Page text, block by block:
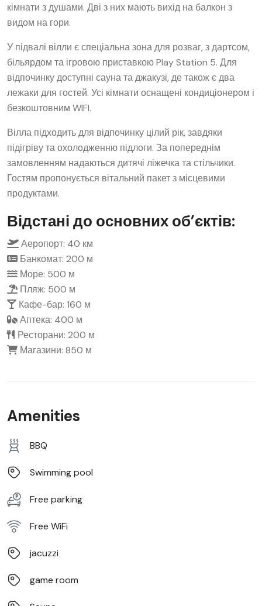
кімнати з душами. Дві з них мають вихід на балкон з
видом на гори.
У підвалі вілли є спеціальна зона для розваг, з дартсом,
більярдом та ігровою приставкою Play Station 5. Для
відпочинку доступні сауна та джакузі, де також є два
лежаки для гостей. Усі кімнати оснащені кондиціонером і
безкоштовним WIFI.
Вілла підходить для відпочинку цілий рік, завдяки
підігріву та охолодженню підлоги. За попереднім
замовленням надаються дитячі ліжечка та стільчики.
Гостям пропонується вітальний пакет з місцевими
продуктами.
Відстані до основних об’єктів:
Аеропорт: 40 км
Банкомат: 200 м
Море: 500 м
Пляж: 500 м
Кафе-бар: 160 м
Аптека: 400 м
Ресторани: 200 м
Магазини: 850 м
Amenities
BBQ
Swimming pool
Free parking
Free WiFi
jacuzzi
game room